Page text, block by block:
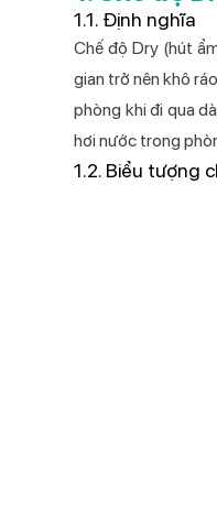
Catalog Bếp từ
Catalog Bộ nồi
2026
Catalog Máy xay
1.1. Định nghĩa
Chế độ Dry (hút
gian trở nên khô
phòng khi đi qua
hơi nước trong
1.2. Biểu tượng